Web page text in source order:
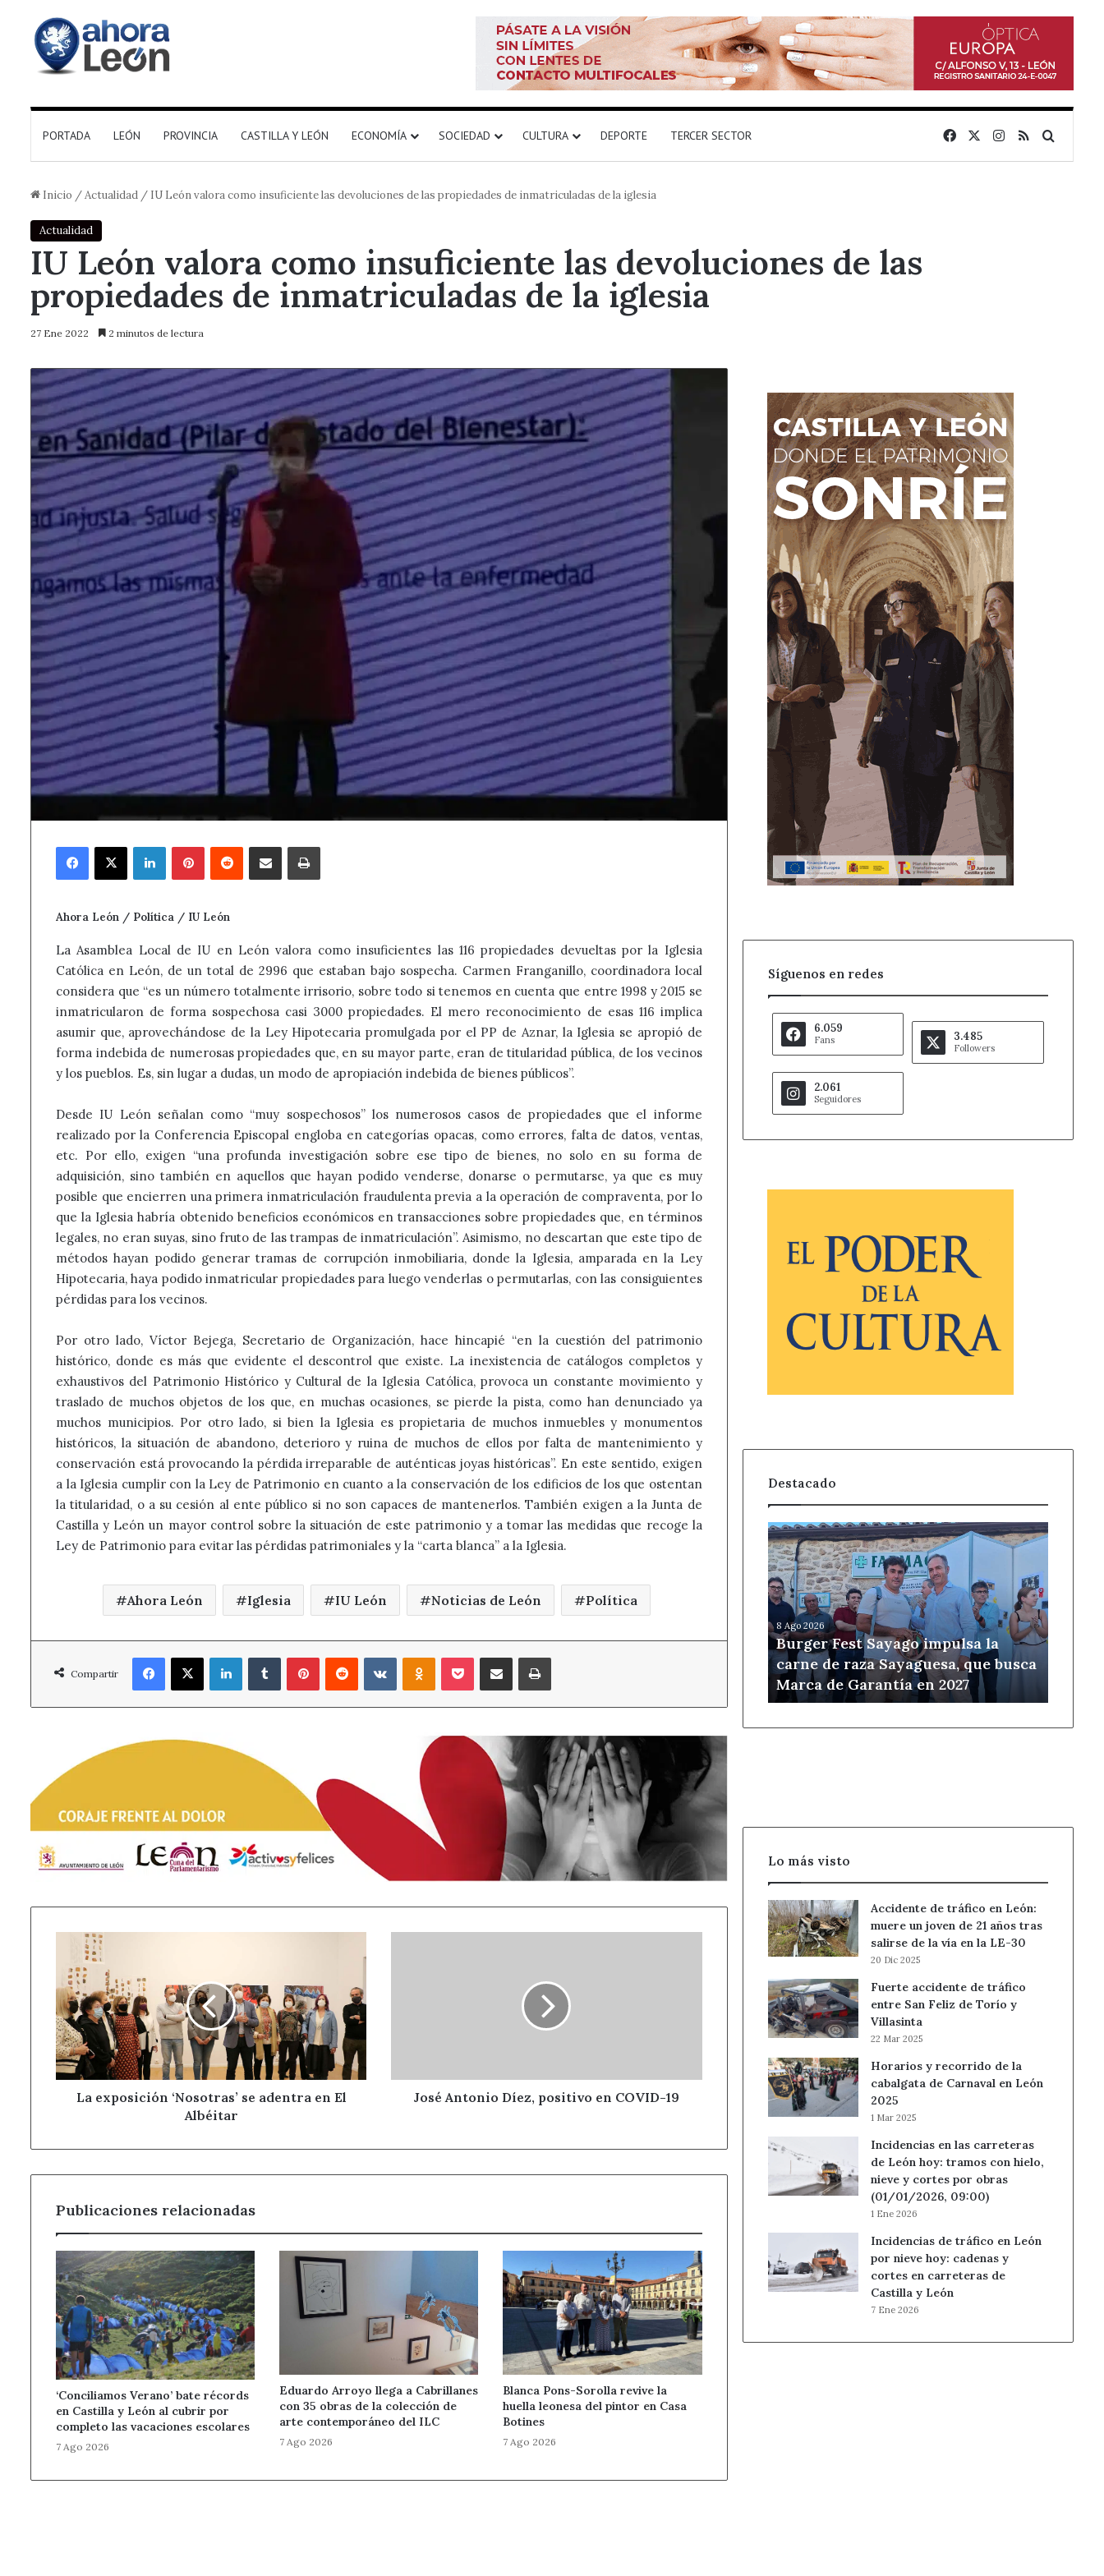
PORTADA LEÓN PROVINCIA CASTILLA Y LEÓN ECONOMÍA SOCIEDAD CULTURA DEPORTE TERCER SECTOR FacebookInstagram
RSS
Inicio /Actualidad / IU León valora como insuficiente las devoluciones de las propiedades de inmatriculadas de la iglesia
Actualidad
IU León valora como insuficiente las devoluciones de las
propiedades de inmatriculadas de la iglesia
27 Ene 2022 2 minutos de lectura
Facebook
X LinkedInPinterestReddit Compartir por correo electrónicoImprimir
Ahora León / Política / IU León
La Asamblea Local de IU en León valora como insuficientes las 116 propiedades devueltas por la Iglesia
Católica en León, de un total de 2996 que estaban bajo sospecha. Carmen Franganillo, coordinadora local
considera que “es un número totalmente irrisorio, sobre todo si tenemos en cuenta que entre 1998 y 2015 se
inmatricularon de forma sospechosa casi 3000 propiedades. El mero reconocimiento de esas 116 implica
asumir que, aprovechándose de la Ley Hipotecaria promulgada por el PP de Aznar, la Iglesia se apropió de
forma indebida de numerosas propiedades que, en su mayor parte, eran de titularidad pública, de los vecinos
y los pueblos. Es, sin lugar a dudas, un modo de apropiación indebida de bienes públicos”.
Desde IU León señalan como “muy sospechosos” los numerosos casos de propiedades que el informe
realizado por la Conferencia Episcopal engloba en categorías opacas, como errores, falta de datos, ventas,
etc. Por ello, exigen “una profunda investigación sobre ese tipo de bienes, no solo en su forma de
adquisición, sino también en aquellos que hayan podido venderse, donarse o permutarse, ya que es muy
posible que encierren una primera inmatriculación fraudulenta previa a la operación de compraventa, por lo
que la Iglesia habría obtenido beneficios económicos en transacciones sobre propiedades que, en términos
legales, no eran suyas, sino fruto de las trampas de inmatriculación”. Asimismo, no descartan que este tipo de
métodos hayan podido generar tramas de corrupción inmobiliaria, donde la Iglesia, amparada en la Ley
Hipotecaria, haya podido inmatricular propiedades para luego venderlas o permutarlas, con las consiguientes
pérdidas para los vecinos.
Por otro lado, Víctor Bejega, Secretario de Organización, hace hincapié “en la cuestión del patrimonio
histórico, donde es más que evidente el descontrol que existe. La inexistencia de catálogos completos y
exhaustivos del Patrimonio Histórico y Cultural de la Iglesia Católica, provoca un constante movimiento y
traslado de muchos objetos de los que, en muchas ocasiones, se pierde la pista, como han denunciado ya
muchos municipios. Por otro lado, si bien la Iglesia es propietaria de muchos inmuebles y monumentos
históricos, la situación de abandono, deterioro y ruina de muchos de ellos por falta de mantenimiento y
conservación está provocando la pérdida irreparable de auténticas joyas históricas”. En este sentido, exigen
a la Iglesia cumplir con la Ley de Patrimonio en cuanto a la conservación de los edificios de los que ostentan
la titularidad, o a su cesión al ente público si no son capaces de mantenerlos. También exigen a la Junta de
Castilla y León un mayor control sobre la situación de este patrimonio y a tomar las medidas que recoge la
Ley de Patrimonio para evitar las pérdidas patrimoniales y la “carta blanca” a la Iglesia.
Ahora León Iglesia IU León Noticias de León Política
Compartir
Facebook
X LinkedInTumblrPinterestReddit VKontakteOdnoklassniki
PocketCompartir por correo electrónicoImprimir
exposición
‘Nosotras’
se
adentra
en
El
Albéitar
La exposición ‘Nosotras’ se adentra en El
Albéitar
José Antonio Díez, positivo en COVID-19
Publicaciones relacionadas
‘Conciliamos Verano’ bate récords
en Castilla y León al cubrir por
completo las vacaciones escolares
7 Ago 2026
Eduardo Arroyo llega a Cabrillanes
con 35 obras de la colección de
arte contemporáneo del ILC
7 Ago 2026
Blanca Pons-Sorolla revive la
huella leonesa del pintor en Casa
Botines
7 Ago 2026
Síguenos en redes
6.059
Fans 3.485
Followers
2.061
Seguidores
Destacado
Burger
Fest
Sayago
impulsa
la
carne
de
raza
Sayaguesa,
que
busca
8 Ago 2026
Burger Fest Sayago impulsa la
carne de raza Sayaguesa, que busca
Marca de Garantía en 2027
Lo más visto
Accidente de tráfico en León:
muere un joven de 21 años tras
salirse de la vía en la LE-30
20 Dic 2025
Fuerte accidente de tráfico
entre San Feliz de Torío y
Villasinta
22 Mar 2025
Horarios y recorrido de la
cabalgata de Carnaval en León
2025
1 Mar 2025
Incidencias en las carreteras
de León hoy: tramos con hielo,
nieve y cortes por obras
(01/01/2026, 09:00)
1 Ene 2026
Incidencias de tráfico en León
por nieve hoy: cadenas y
cortes en carreteras de
Castilla y León
7 Ene 2026